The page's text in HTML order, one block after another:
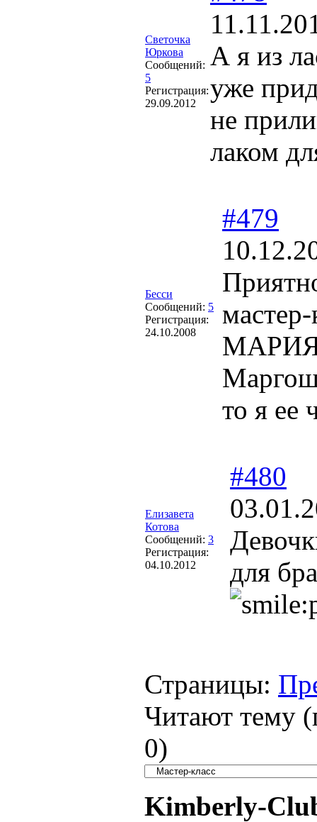
Светочка
Юркова
Сообщений:
5
Регистрация:
29.09.2012
А я из
уже
не
лаком
Бесси
Сообщений: 5
Регистрация:
24.10.2008
#479
МАРИЯ
то я ее
Елизавета
Котова
Сообщений: 3
Регистрация:
04.10.2012
#480
для
Страницы:
Читают тему
0)
Kimberly-